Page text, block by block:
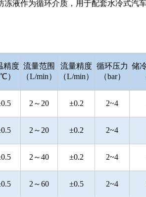
液作为循环介质，用于配套水冷式汽
精度
℃）
流量范围
（L/min）
流量精度
（L/min）
循环压力
（bar）
储
2～20 ±0.2 2~4
2～20 ±0.2 2~4
2～40 ±0.2 2~4
2～60 ±0.5 2~4